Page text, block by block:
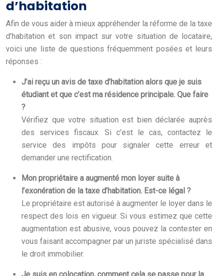
d’habitation
Afin de vous aider à mieux appréhender la réforme de la taxe
d’habitation et son impact sur votre situation de locataire,
voici une liste de questions fréquemment posées et leurs
réponses :
J’ai reçu un avis de taxe d’habitation alors que je suis
étudiant et que c’est ma résidence principale. Que faire
?
Vérifiez que votre situation est bien déclarée auprès
des services fiscaux. Si c’est le cas, contactez le
service des impôts pour signaler cette erreur et
demander une rectification.
Mon propriétaire a augmenté mon loyer suite à
l’exonération de la taxe d’habitation. Est-ce légal ?
Le propriétaire est autorisé à augmenter le loyer dans le
respect des lois en vigueur. Si vous estimez que cette
augmentation est abusive, vous pouvez la contester en
vous faisant accompagner par un juriste spécialisé dans
le droit immobilier.